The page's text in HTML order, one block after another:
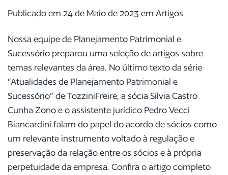
Publicado em 24 de Maio de 2023 em Artigos
Nossa equipe de Planejamento Patrimonial e
Sucessório preparou uma seleção de artigos sobre
temas relevantes da área. No último texto da série
“Atualidades de Planejamento Patrimonial e
Sucessório” de TozziniFreire, a sócia Silvia Castro
Cunha Zono e o assistente jurídico Pedro Vecci
Biancardini falam do papel do acordo de sócios como
um relevante instrumento voltado à regulação e
preservação da relação entre os sócios e à própria
perpetuidade da empresa. Confira o artigo completo